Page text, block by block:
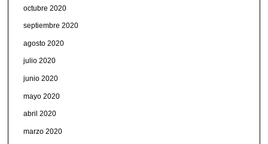
octubre 2020
septiembre 2020
agosto 2020
julio 2020
junio 2020
mayo 2020
abril 2020
marzo 2020